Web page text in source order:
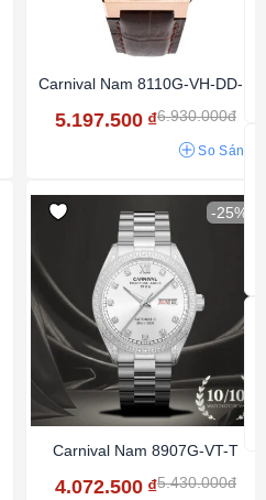
Carnival Nam 8110G-VH-DD-N
5.197.500 ₫6.930.000đ
So Sánh
-25%
Carnival Nam 8907G-VT-T
4.072.500 ₫5.430.000đ